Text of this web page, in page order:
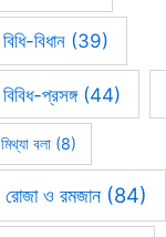
বিধি-বিধান (39)
বিবিধ-প্রসঙ্গ(44)
মিথ্যা বলা(8)
রোজা ও রমজান(84)